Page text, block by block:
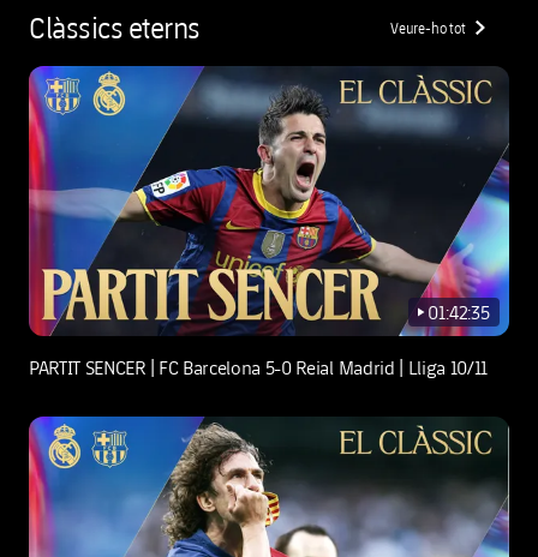
Clàssics eterns Veure-ho totchevron-right-
play-new
01:42:35
PARTIT SENCER | FC Barcelona 5-0 Reial Madrid | Lliga 10/11